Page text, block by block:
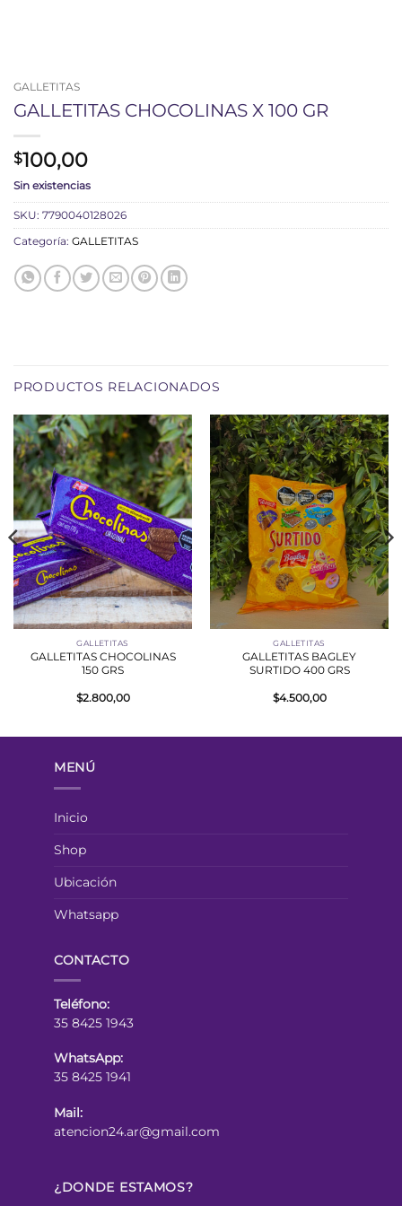
GALLETITAS
GALLETITAS CHOCOLINAS X 100 GR
$100,00
Sin existencias
SKU: 7790040128026
Categoría: GALLETITAS
PRODUCTOS RELACIONADOS
GALLETITAS
GALLETITAS CHOCOLINAS
150 GRS
$2.800,00
GALLETITAS
GALLETITAS BAGLEY
SURTIDO 400 GRS
$4.500,00
MENÚ
Inicio
Shop
Ubicación
Whatsapp
CONTACTO
Teléfono:
35 8425 1943
WhatsApp:
35 8425 1941
Mail:
atencion24.ar@gmail.com
¿DONDE ESTAMOS?